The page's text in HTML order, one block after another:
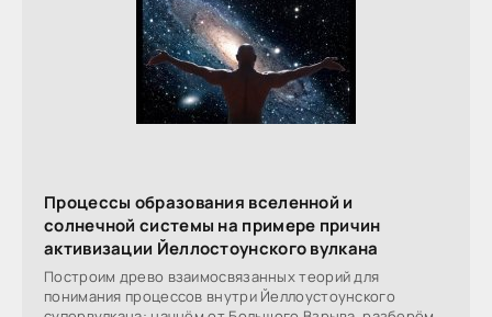
Процессы образования вселенной и
солнечной системы на примере причин
активизации Йеллостоунского вулкана
Построим древо взаимосвязанных теорий для
понимания процессов внутри Йеллоустоунского